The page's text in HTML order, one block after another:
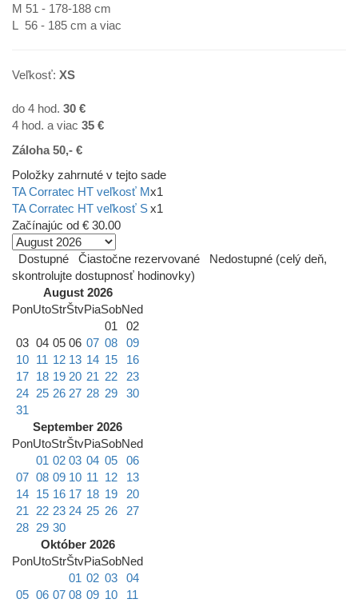
M 51 - 178-188 cm
L 56 - 185 cm a viac
Veľkosť: XS
do 4 hod. 30 €
4 hod. a viac 35 €
Záloha 50,- €
Položky zahrnuté v tejto sade
TA Corratec HT veľkosť Mx1
TA Corratec HT veľkosť Sx1
Začínajúc od € 30.00
Dostupné Čiastočne rezervované
Nedostupné (celý deň,
skontrolujte dostupnosť hodinovky)
August 2026
PonUtoStrŠtvPiaSobNed
01
02
03 04 05 06 07 08
09
10 11 12 13 14 15
16
17 18 19 20 21 22
23
24 25 26 27 28 29
30
31
September 2026
PonUtoStrŠtvPiaSobNed
01 02 03 04 05
06
07 08 09 10 11 12
13
14 15 16 17 18 19
20
21
22 23 24 25 26
27
28 29 30
Október 2026
PonUtoStrŠtvPiaSobNed
01 02 03
04
05 06 07 08 09 10
11